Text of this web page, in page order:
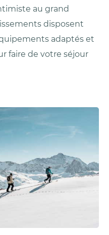
au grand
disposent
adaptés et
faire de votre séjour